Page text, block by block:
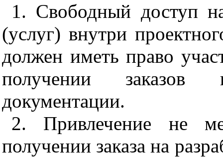
1. Свободный доступ
(услуг) внутри
должен иметь право
получении заказов
документации.
2. Привлечение не
получении заказа на